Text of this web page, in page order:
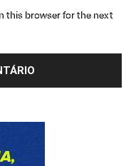
this browser for the next